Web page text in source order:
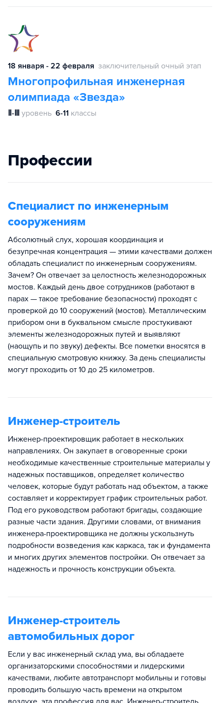
18 января - 22 февраля заключительный очный этап
Многопрофильная инженерная
олимпиада «Звезда»
Ⅱ-Ⅲ уровень 6-11 классы
Профессии
Специалист по инженерным
сооружениям
Абсолютный слух, хорошая координация и
безупречная концентрация — этими качествами должен
обладать специалист по инженерным сооружениям.
Зачем? Он отвечает за целостность железнодорожных
мостов. Каждый день двое сотрудников (работают в
парах — такое требование безопасности) проходят с
проверкой до 10 сооружений (мостов). Металлическим
прибором они в буквальном смысле простукивают
элементы железнодорожных путей и выявляют
(наощупь и по звуку) дефекты. Все пометки вносятся в
специальную смотровую книжку. За день специалисты
могут проходить от 10 до 25 километров.
Инженер-строитель
Инженер-проектировщик работает в нескольких
направлениях. Он закупает в оговоренные сроки
необходимые качественные строительные материалы у
надежных поставщиков, определяет количество
человек, которые будут работать над объектом, а также
составляет и корректирует график строительных работ.
Под его руководством работают бригады, создающие
разные части здания. Другими словами, от внимания
инженера-проектировщика не должны ускользнуть
подробности возведения как каркаса, так и фундамента
и многих других элементов постройки. Он отвечает за
надежность и прочность конструкции объекта.
Инженер-строитель
автомобильных дорог
Если у вас инженерный склад ума, вы обладаете
организаторскими способностями и лидерскими
качествами, любите автотранспорт мобильны и готовы
проводить большую часть времени на открытом